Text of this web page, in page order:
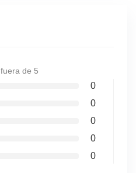
fuera de 5
0
0
0
0
0